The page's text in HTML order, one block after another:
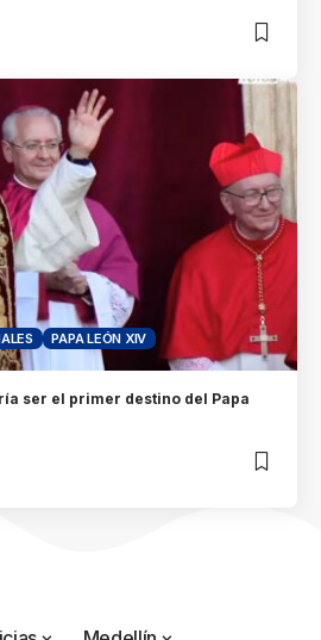
PAPA LEÓN XIV
ser el primer destino del Papa